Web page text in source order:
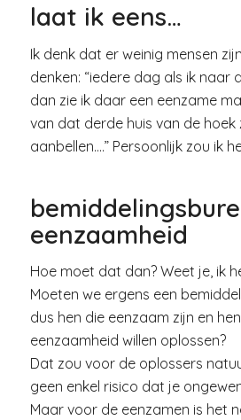
laat ik eens…
Ik denk dat er weinig mensen
denken: “iedere dag als ik naar
dan zie ik daar een eenzame
van dat derde huis van de hoek
aanbellen….” Persoonlijk zou ik
eenzaamheid
Hoe moet dat dan? Weet je, ik
Moeten we ergens een
dus hen die eenzaam zijn en
eenzaamheid willen oplossen?
Dat zou voor de oplossers
geen enkel risico dat je
Maar voor de eenzamen is het